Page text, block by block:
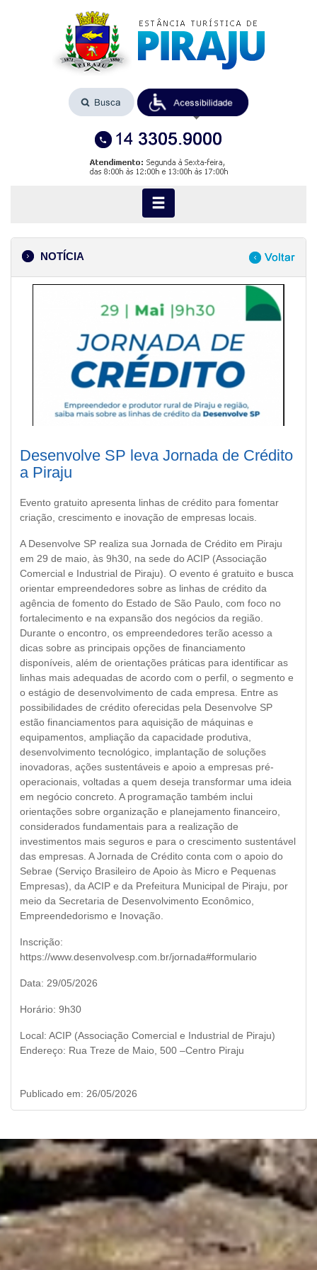
NOTÍCIA
Desenvolve SP leva Jornada de Crédito
a Piraju
Evento gratuito apresenta linhas de crédito para fomentar
criação, crescimento e inovação de empresas locais.
A Desenvolve SP realiza sua Jornada de Crédito em Piraju
em 29 de maio, às 9h30, na sede do ACIP (Associação
Comercial e Industrial de Piraju). O evento é gratuito e busca
orientar empreendedores sobre as linhas de crédito da
agência de fomento do Estado de São Paulo, com foco no
fortalecimento e na expansão dos negócios da região.
Durante o encontro, os empreendedores terão acesso a
dicas sobre as principais opções de financiamento
disponíveis, além de orientações práticas para identificar as
linhas mais adequadas de acordo com o perfil, o segmento e
o estágio de desenvolvimento de cada empresa. Entre as
possibilidades de crédito oferecidas pela Desenvolve SP
estão financiamentos para aquisição de máquinas e
equipamentos, ampliação da capacidade produtiva,
desenvolvimento tecnológico, implantação de soluções
inovadoras, ações sustentáveis e apoio a empresas pré-
operacionais, voltadas a quem deseja transformar uma ideia
em negócio concreto. A programação também inclui
orientações sobre organização e planejamento financeiro,
considerados fundamentais para a realização de
investimentos mais seguros e para o crescimento sustentável
das empresas. A Jornada de Crédito conta com o apoio do
Sebrae (Serviço Brasileiro de Apoio às Micro e Pequenas
Empresas), da ACIP e da Prefeitura Municipal de Piraju, por
meio da Secretaria de Desenvolvimento Econômico,
Empreendedorismo e Inovação.
Inscrição:
https://www.desenvolvesp.com.br/jornada#formulario
Data: 29/05/2026
Horário: 9h30
Local: ACIP (Associação Comercial e Industrial de Piraju)
Endereço: Rua Treze de Maio, 500 –Centro Piraju
Publicado em: 26/05/2026